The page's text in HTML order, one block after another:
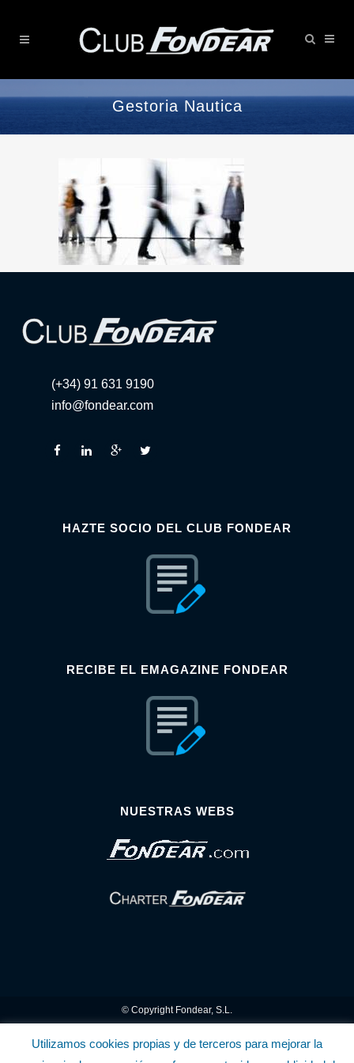
Gestoria Nautica
(+34) 91 631 9190
info@fondear.com
HAZTE SOCIO DEL CLUB FONDEAR
RECIBE EL EMAGAZINE FONDEAR
NUESTRAS WEBS
© Copyright Fondear, S.L.
Aunque se consideran exactas, declinamos toda responsabilidad sobre la
Utilizamos cookies propias y de terceros para mejorar la